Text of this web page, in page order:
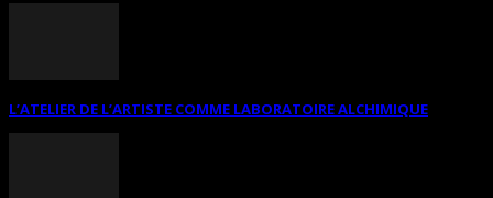
L’ATELIER DE L’ARTISTE COMME LABORATOIRE ALCHIMIQUE